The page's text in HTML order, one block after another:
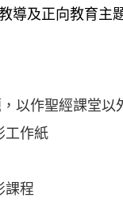
導及正向教育主
以作聖經課堂以
工作紙
課程